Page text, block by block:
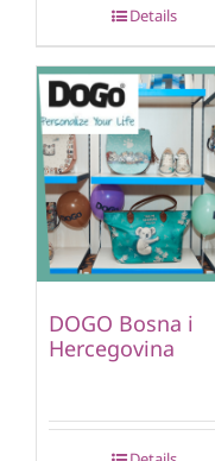
Details
DOGO Bosna i
Hercegovina